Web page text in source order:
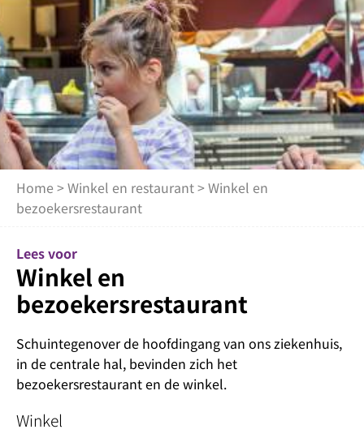
Home >Winkel en restaurant> Winkel en
bezoekersrestaurant
Lees voor
Winkel en
bezoekersrestaurant
Schuintegenover de hoofdingang van ons ziekenhuis,
in de centrale hal, bevinden zich het
bezoekersrestaurant en de winkel.
Winkel